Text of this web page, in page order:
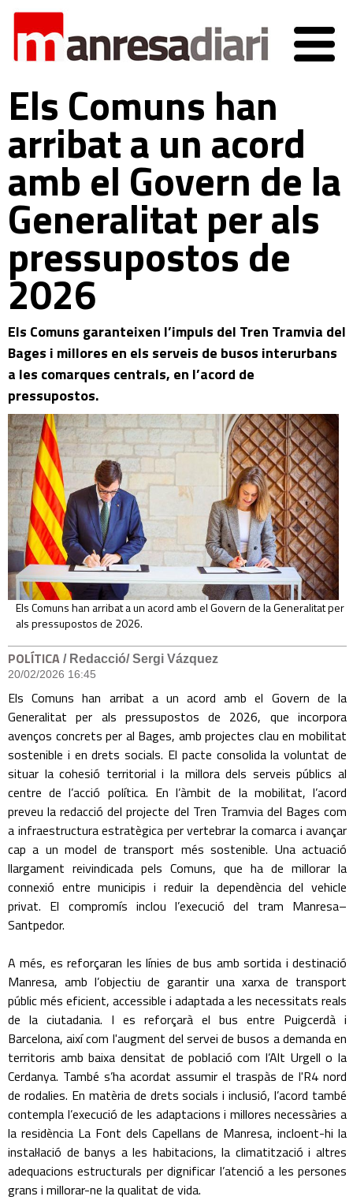
Els Comuns han
arribat a un acord
amb el Govern de la
Generalitat per als
pressupostos de
2026
Els Comuns garanteixen l’impuls del Tren Tramvia del
Bages i millores en els serveis de busos interurbans
a les comarques centrals, en l’acord de
pressupostos.
Els Comuns han arribat a un acord amb el Govern de la Generalitat per
als pressupostos de 2026.
POLÍTICA / Redacció/ Sergi Vázquez
20/02/2026 16:45
Els Comuns han arribat a un acord amb el Govern de la
Generalitat per als pressupostos de 2026, que incorpora
avenços concrets per al Bages, amb projectes clau en mobilitat
sostenible i en drets socials. El pacte consolida la voluntat de
situar la cohesió territorial i la millora dels serveis públics al
centre de l’acció política. En l’àmbit de la mobilitat, l’acord
preveu la redacció del projecte del Tren Tramvia del Bages com
a infraestructura estratègica per vertebrar la comarca i avançar
cap a un model de transport més sostenible. Una actuació
llargament reivindicada pels Comuns, que ha de millorar la
connexió entre municipis i reduir la dependència del vehicle
privat. El compromís inclou l’execució del tram Manresa–
Santpedor.
A més, es reforçaran les línies de bus amb sortida i destinació
Manresa, amb l’objectiu de garantir una xarxa de transport
públic més eficient, accessible i adaptada a les necessitats reals
de la ciutadania. I es reforçarà el bus entre Puigcerdà i
Barcelona, així com l'augment del servei de busos a demanda en
territoris amb baixa densitat de població com l’Alt Urgell o la
Cerdanya. També s’ha acordat assumir el traspàs de l'R4 nord
de rodalies. En matèria de drets socials i inclusió, l’acord també
contempla l’execució de les adaptacions i millores necessàries a
la residència La Font dels Capellans de Manresa, incloent-hi la
instal·lació de banys a les habitacions, la climatització i altres
adequacions estructurals per dignificar l’atenció a les persones
grans i millorar-ne la qualitat de vida.